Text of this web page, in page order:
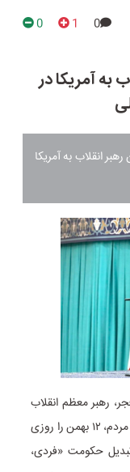
0
1
0
به آمریکا در
انقلاب به آمریکا
رهبر معظم انقلاب
اسلامی در دیدار هزاران نفر از قشرهای مختلف مردم، ۱۲ بهمن را روزی
تبدیل حکومت «فردی،